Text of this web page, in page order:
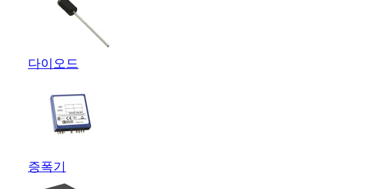
다이오드
증폭기